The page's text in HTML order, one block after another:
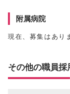
附属病院
現在、募集はあり
その他の職員採